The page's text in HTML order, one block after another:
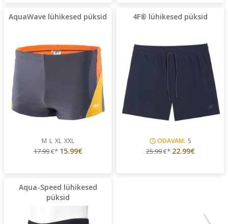
AquaWave lühikesed püksid
M L XL XXL
17.99€* 15.99€
4F® lühikesed püksid
ODAVAM: S
25.99€* 22.99€
Aqua-Speed lühikesed
püksid